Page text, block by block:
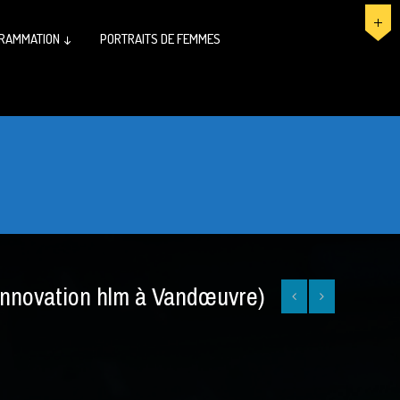
↓ PORTRAITS DE FEMMES
hlm à Vandœuvre)